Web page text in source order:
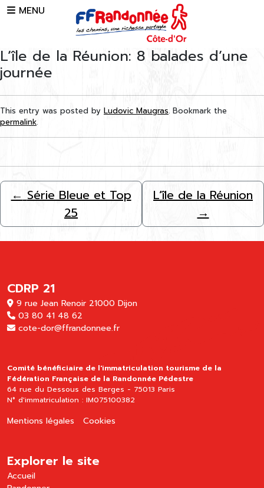
Skip to main content
MENU
L’île de la Réunion: 8 balades d’une
journée
This entry was posted by Ludovic Maugras. Bookmark the
permalink.
← Série Bleue et Top
25
L’île de la Réunion
→
CDRP 21
9 rue Jean Renoir 21000 Dijon
03 80 41 48 62
cote-dor@ffrandonnee.fr
Comité bénéficiaire de l'immatriculation tourisme de la
Fédération Française de la Randonnée Pédestre
64 rue du Dessous des Berges - 75013 Paris
N° d'immatriculation : IM075100382
Mentions légales Cookies
Explorer le site
Accueil